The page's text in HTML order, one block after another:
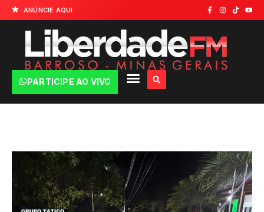
ANÚNCIE AQUI
PARTICIPE AO VIVO